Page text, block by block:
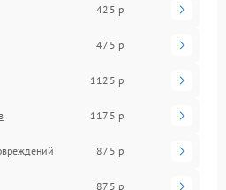
425 р
475 р
1125 р
1175 р
875 р
875 р